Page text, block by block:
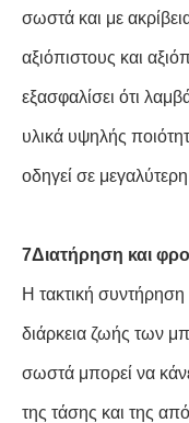
σωστά και με
αξιόπιστους και
εξασφαλίσει ότι
υλικά υψηλής
οδηγεί σε
7Διατήρηση και
Η τακτική συντήρηση
διάρκεια ζωής των
σωστά μπορεί να
της τάσης και της